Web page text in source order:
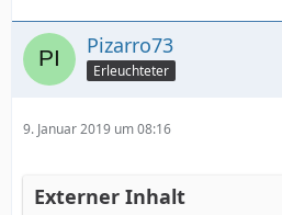
Pizarro73
Erleuchteter
9. Januar 2019 um 08:16
Externer Inhalt